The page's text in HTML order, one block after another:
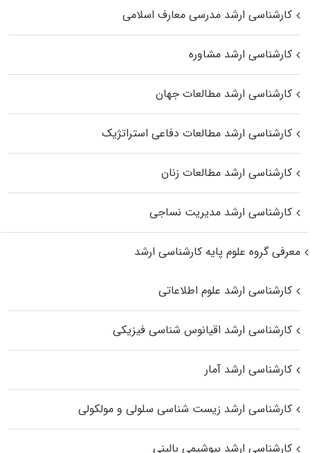
کارشناسی ارشد مدرسی معارف اسلامی
کارشناسی ارشد مشاوره
کارشناسی ارشد مطالعات جهان
کارشناسی ارشد مطالعات دفاعی استراتژیک
کارشناسی ارشد مطالعات زنان
کارشناسی ارشد مدیریت نساجی
معرفی گروه علوم پایه کارشناسی ارشد
کارشناسی ارشد علوم اطلاعاتی
کارشناسی ارشد اقیانوس‌ شناسی فیزیکی
کارشناسی ارشد آمار
کارشناسی ارشد زیست شناسی سلولی و مولکولی
کارشناسی ارشد بیوشیمی بالینی